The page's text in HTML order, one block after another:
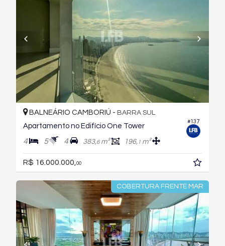
#137
BALNEÁRIO CAMBORIÚ - BARRA SUL
Apartamento no Edifício One Tower
4 5 4 383,6m² 196, 1 m²
R$ 16.000.000, 00
COBERTURA FRENTE MAR